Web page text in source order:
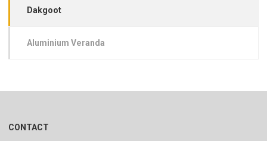
Dakgoot
Aluminium Veranda
CONTACT